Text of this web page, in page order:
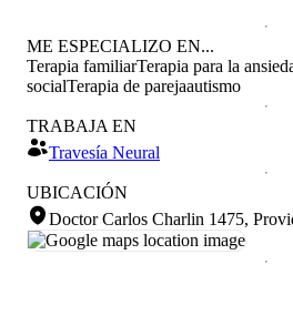
ME ESPECIALIZO EN...
Terapia familiarTerapia para la
socialTerapia de parejaautismo
TRABAJA EN
Travesía Neural
UBICACIÓN
Doctor Carlos Charlin 1475,